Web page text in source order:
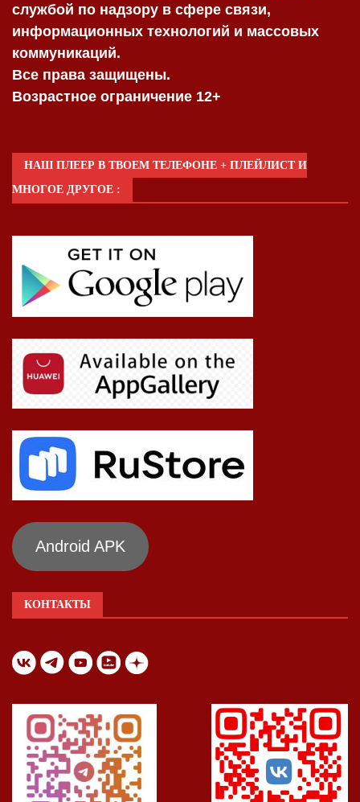
службой по надзору в сфере связи,
информационных технологий и массовых
коммуникаций.
Все права защищены.
Возрастное ограничение 12+
НАШ ПЛЕЕР В ТВОЕМ ТЕЛЕФОНЕ + ПЛЕЙЛИСТ И
МНОГОЕ ДРУГОЕ :
Android APK
КОНТАКТЫ